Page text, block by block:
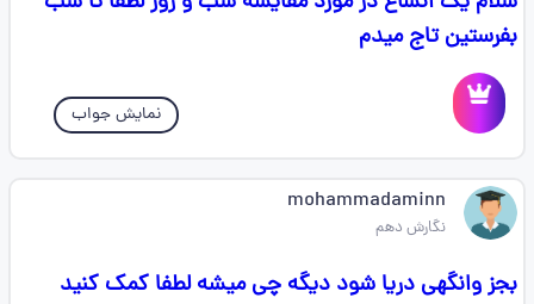
بفرستین تاج میدم
نمایش جواب
mohammadaminn
نگارش دهم
بجز وانگهی دریا شود دیگه چی میشه لطفا کمک کنید